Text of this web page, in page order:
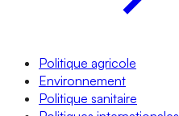
Politique agricole
Environnement
Politique sanitaire